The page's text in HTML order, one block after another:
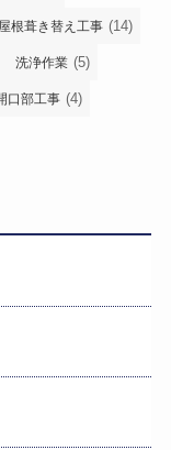
屋根葺き替え工事 (14)
洗浄作業 (5)
口部工事 (4)